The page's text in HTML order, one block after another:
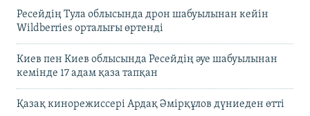
Ресейдің Тула облысында дрон шабуылынан кейін
Wildberries орталығы өртенді
Киев пен Киев облысында Ресейдің әуе шабуылынан
кемінде 17 адам қаза тапқан
Қазақ кинорежиссері Ардақ Әмірқұлов дүниеден өтті